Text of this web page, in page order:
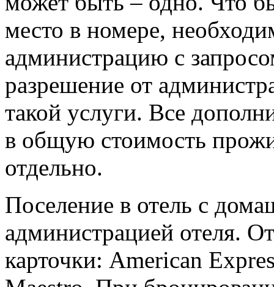
место в номере,
администрацию с
разрешение от
такой услуги. Все
в общую стоимость
отдельно.
Поселение в отель с
администрацией отеля.
карточки: American